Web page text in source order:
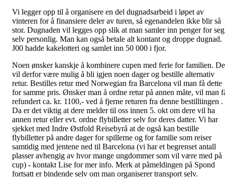
Vi legger opp til å organisere en del dugnadsarbeid i løpet av
vinteren for å finansiere deler av turen, så egenandelen ikke blir så
stor. Dugnaden vil legges opp slik at man samler inn penger for seg
selv personlig. Man kan også betale alt kontant og droppe dugnad.
J00 hadde kakelotteri og samlet inn 50 000 i fjor.
Noen ønsker kanskje å kombinere cupen med ferie for familien.
vil derfor være mulig å bli igjen noen dager og bestille alternativ
retur. Bestilles retur med Norwegian fra Barcelona vil man få dette
for samme pris. Ønsker man å ordne retur på annen måte, vil man
refundert ca. kr. 1100,- ved å fjerne returen fra denne bestilliingen .
Da er det viktig at dere melder til oss innen 5. okt om dere vil ha
annen retur eller evt. ordne flybilletter selv for deres datter. Vi har
sjekket med Indre Østfold Reisebyrå at de også kan bestille
flybilletter på andre dager for spillerne og for familie som reiser
samtidig med jentene ned til Barcelona (vi har et begrenset antall
plasser avhengig av hvor mange ungdommer som vil være med på
cup) - kontakt Lise for mer info. Merk at påmeldingen på Spond
fortsatt er bindende selv om man organiserer transport selv.